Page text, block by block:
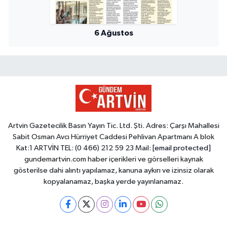
6 Ağustos
Artvin Gazetecilik Basın Yayın Tic. Ltd. Şti. Adres: Çarşı Mahallesi
Sabit Osman Avcı Hürriyet Caddesi Pehlivan Apartmanı A blok
Kat:1 ARTVİN TEL: (0 466) 212 59 23 Mail: [email protected]
gundemartvin.com haber içerikleri ve görselleri kaynak
gösterilse dahi alıntı yapılamaz, kanuna aykırı ve izinsiz olarak
kopyalanamaz, başka yerde yayınlanamaz.